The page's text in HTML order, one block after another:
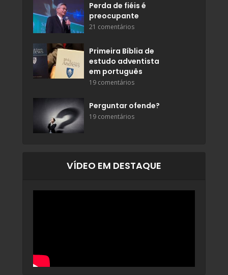
Perda de fiéis é
preocupante
21 comentários
Primeira Bíblia de
estudo adventista
em português
19 comentários
Perguntar ofende?
19 comentários
VÍDEO EM DESTAQUE